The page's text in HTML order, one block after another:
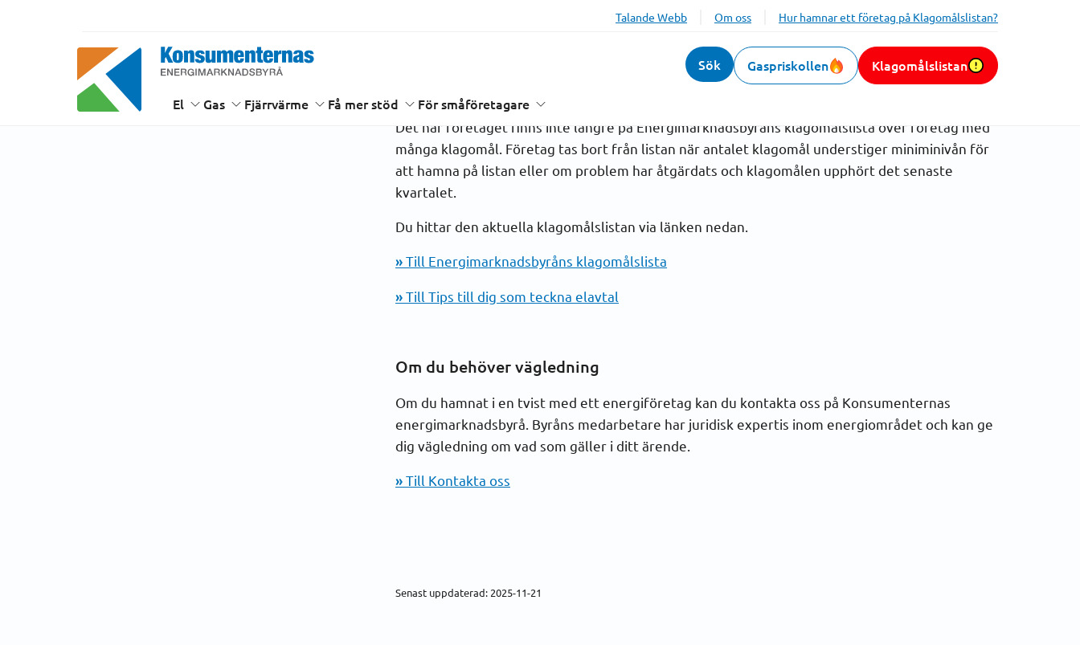
Talande Webb Om oss Hur hamnar ett företag på Klagomålslistan?
Energimarknadsbyrån
El Gas Fjärrvärme Få mer stöd För småföretagare
Sök Gaspriskollen Klagomålslistan
Inaktuell klagomålsinformation
Det här företaget finns inte längre på Energimarknadsbyråns klagomålslista över företag med
många klagomål. Företag tas bort från listan när antalet klagomål understiger miniminivån för
att hamna på listan eller om problem har åtgärdats och klagomålen upphört det senaste
kvartalet.
Du hittar den aktuella klagomålslistan via länken nedan.
»Till Energimarknadsbyråns klagomålslista
»Till Tips till dig som teckna elavtal
Om du behöver vägledning
Om du hamnat i en tvist med ett energiföretag kan du kontakta oss på Konsumenternas
energimarknadsbyrå. Byråns medarbetare har juridisk expertis inom energiområdet och kan ge
dig vägledning om vad som gäller i ditt ärende.
»Till Kontakta oss
Senast uppdaterad: 2025-11-21